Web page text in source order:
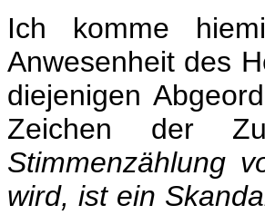
Ich komme
Anwesenheit des
diejenigen
Zeichen der
Stimmenzählung
wird, ist ein